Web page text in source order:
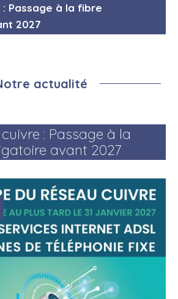
Passage à la fibre
2027
actualité
: Passage à la
avant 2027